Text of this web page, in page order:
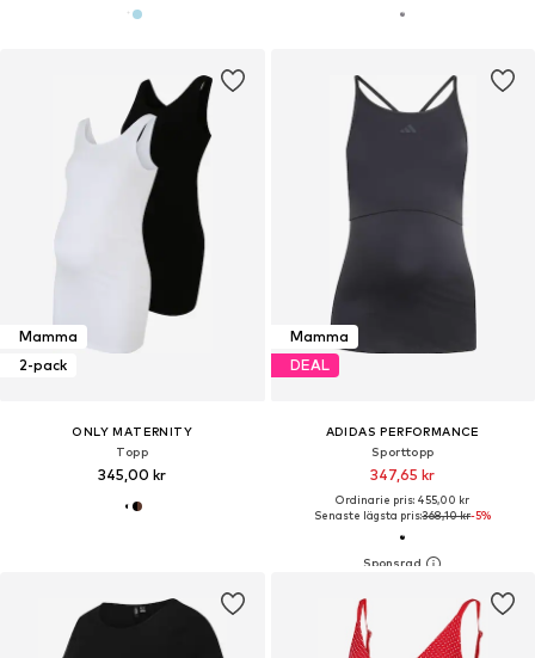
Mamma
2-pack
ONLY MATERNITY
Topp
345,00 kr
Mamma
DEAL
ADIDAS PERFORMANCE
Sporttopp
347,65 kr
Ordinarie pris: 455,00 kr
Senaste lägsta pris:368,10 kr-5%